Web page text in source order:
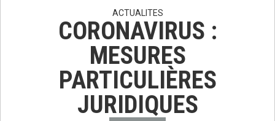
ACTUALITES
CORONAVIRUS :
MESURES
PARTICULIÈRES
JURIDIQUES